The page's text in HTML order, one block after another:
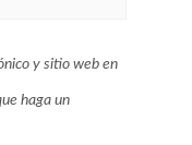
y sitio web en
haga un